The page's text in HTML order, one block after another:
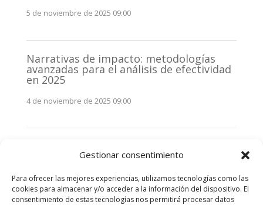
Gestionar consentimiento
Para ofrecer las mejores experiencias, utilizamos tecnologías como las
cookies para almacenar y/o acceder a la información del dispositivo. El
consentimiento de estas tecnologías nos permitirá procesar datos
5 de noviembre de 2025 09:00
Narrativas de impacto: metodologías
avanzadas para el análisis de efectividad
en 2025
4 de noviembre de 2025 09:00
stakeholders en 2025: La clave de la
3 de noviembre de 2025 09:00